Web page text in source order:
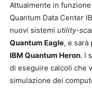
Attualmente in
Quantum Data Center
nuovi sistemi utility-
Quantum Eagle, e sarà
IBM Quantum Heron. I
di eseguire calcoli che
simulazione dei